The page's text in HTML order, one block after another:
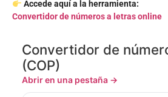
Accede aquí a la herramienta:
Convertidor de números a letras online
Convertidor de
(COP)
Abrir en una pestaña →